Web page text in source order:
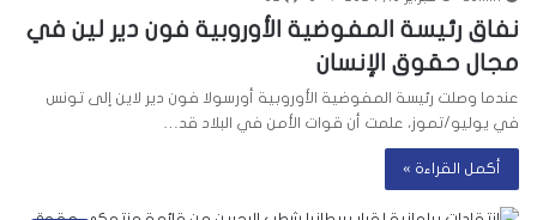
نفاق رئيسة المفوضية الأوروبية فون دير لين في
مجال حقوق الإنسان
عندما وصلت رئيسة المفوضية الأوروبية أورسولا فون دير لاين إلى تونس
في يوليو/تموز، علمت أن قوات الأمن في البلاد قد…
أكمل القراءة »